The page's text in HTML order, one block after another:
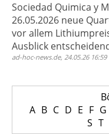
Sociedad Quimica y
26.05.2026 neue
vor allem
Ausblick
ad-hoc-news.de, 24.05.26
A B C D E F G
S T